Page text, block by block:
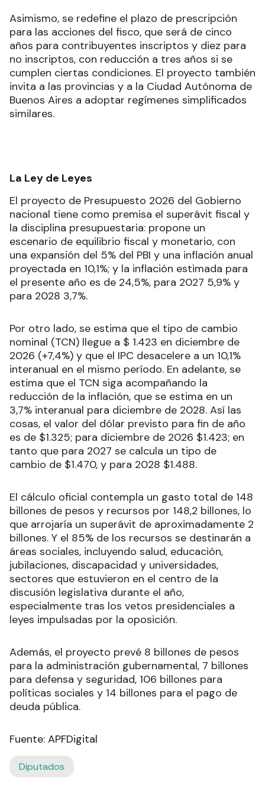
Asimismo, se redefine el plazo de prescripción
para las acciones del fisco, que será de cinco
años para contribuyentes inscriptos y diez para
no inscriptos, con reducción a tres años si se
cumplen ciertas condiciones. El proyecto también
invita a las provincias y a la Ciudad Autónoma de
Buenos Aires a adoptar regímenes simplificados
similares.
La Ley de Leyes
El proyecto de Presupuesto 2026 del Gobierno
nacional tiene como premisa el superávit fiscal y
la disciplina presupuestaria: propone un
escenario de equilibrio fiscal y monetario, con
una expansión del 5% del PBI y una inflación anual
proyectada en 10,1%; y la inflación estimada para
el presente año es de 24,5%, para 2027 5,9% y
para 2028 3,7%.
Por otro lado, se estima que el tipo de cambio
nominal (TCN) llegue a $ 1.423 en diciembre de
2026 (+7,4%) y que el IPC desacelere a un 10,1%
interanual en el mismo período. En adelante, se
estima que el TCN siga acompañando la
reducción de la inflación, que se estima en un
3,7% interanual para diciembre de 2028. Así las
cosas, el valor del dólar previsto para fin de año
es de $1.325; para diciembre de 2026 $1.423; en
tanto que para 2027 se calcula un tipo de
cambio de $1.470, y para 2028 $1.488.
El cálculo oficial contempla un gasto total de 148
billones de pesos y recursos por 148,2 billones, lo
que arrojaría un superávit de aproximadamente 2
billones. Y el 85% de los recursos se destinarán a
áreas sociales, incluyendo salud, educación,
jubilaciones, discapacidad y universidades,
sectores que estuvieron en el centro de la
discusión legislativa durante el año,
especialmente tras los vetos presidenciales a
leyes impulsadas por la oposición.
Además, el proyecto prevé 8 billones de pesos
para la administración gubernamental, 7 billones
para defensa y seguridad, 106 billones para
políticas sociales y 14 billones para el pago de
deuda pública.
Fuente: APFDigital
Diputados